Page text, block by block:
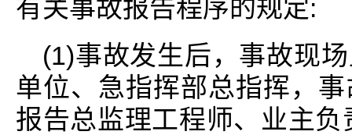
有关事故报告程序的规定:
(1)事故发生后，事故现
单位、急指挥部总指挥，
报告总监理工程师、业主